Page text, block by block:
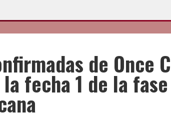
de Once
fecha 1 de la